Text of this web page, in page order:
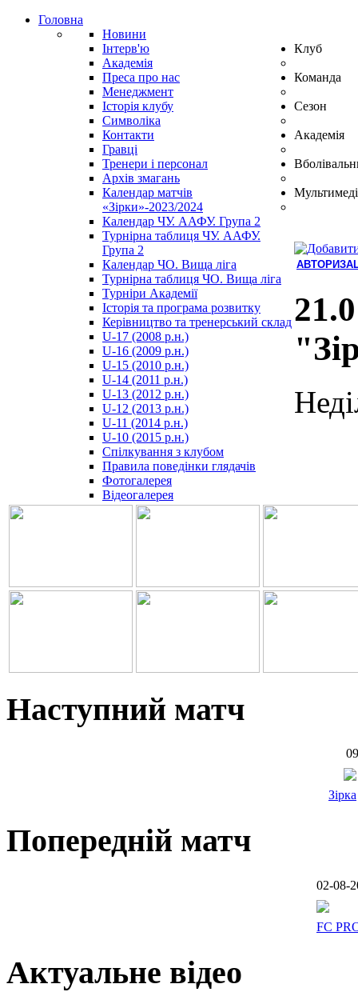
Головна
Новини
Інтерв'ю
Академія
Преса про нас
Клуб
Менеджмент
Історія клубу
Символіка
Контакти
Команда
Гравці
Тренери і персонал
Архів змагань
Сезон
Календар матчів
«Зірки»-2023/2024
Календар ЧУ. ААФУ. Група 2
Турнірна таблиця ЧУ. ААФУ.
Група 2
Календар ЧО. Вища ліга
Турнірна таблиця ЧО. Вища ліга
Академія
Турніри Академії
Історія та програма розвитку
Керівництво та тренерський склад
U-17 (2008 р.н.)
U-16 (2009 р.н.)
U-15 (2010 р.н.)
U-14 (2011 р.н.)
U-13 (2012 р.н.)
U-12 (2013 р.н.)
U-11 (2014 р.н.)
U-10 (2015 р.н.)
Спілкування з клубом
Правила поведінки глядачів
Фотогалерея
Відеогалерея
Наступний матч
Зірка
Попередній матч
02-08-
FC
Актуальне відео